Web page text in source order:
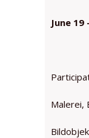
June 19
Malerei,